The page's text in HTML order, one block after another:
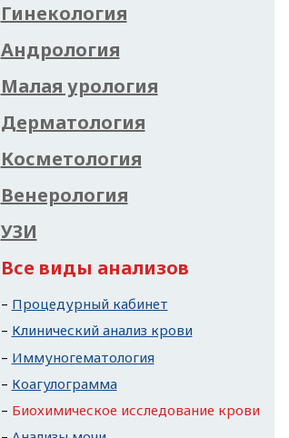
Гинекология
Андрология
Малая урология
Дерматология
Косметология
Венерология
УЗИ
Все виды анализов
Процедурный кабинет
Клинический анализ крови
Иммуногематология
Коагулограмма
Биохимическое исследование крови